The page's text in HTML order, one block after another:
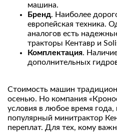
машина.
Бренд. Наиболее
европейская техника.
аналогов есть
тракторы Кентавр и
Комплектация.
дополнительных
Стоимость машин
осенью. Но компания
условия в любое время года,
популярный минитрактор
переплат. Для тех, кому